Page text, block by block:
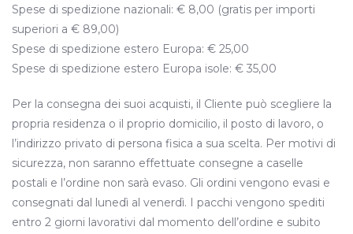
Spese di spedizione nazionali: € 8,00 (gratis per importi
superiori a € 89,00)
Spese di spedizione estero Europa: € 25,00
Spese di spedizione estero Europa isole: € 35,00
Per la consegna dei suoi acquisti, il Cliente può scegliere la
propria residenza o il proprio domicilio, il posto di lavoro, o
l’indirizzo privato di persona fisica a sua scelta. Per motivi di
sicurezza, non saranno effettuate consegne a caselle
postali e l’ordine non sarà evaso. Gli ordini vengono evasi e
consegnati dal lunedì al venerdì. I pacchi vengono spediti
entro 2 giorni lavorativi dal momento dell’ordine e subito